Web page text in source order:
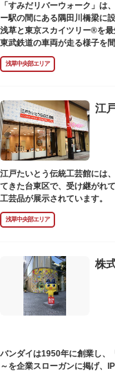
「すみだリバーウォーク」は
ー駅の間にある隅田川橋梁に
浅草と東京スカイツリー®を
東武鉄道の車両が走る様子を
浅草中央部エリア
江
江戸たいとう伝統工芸館には
てきた台東区で、受け継がれ
工芸品が展示されています。
浅草中央部エリア
株
バンダイは1950年に創業し、
～を企業スローガンに掲げ、